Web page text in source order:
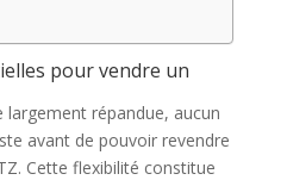
pour vendre un
répandue, aucun
avant de pouvoir revendre
Cette flexibilité constitue